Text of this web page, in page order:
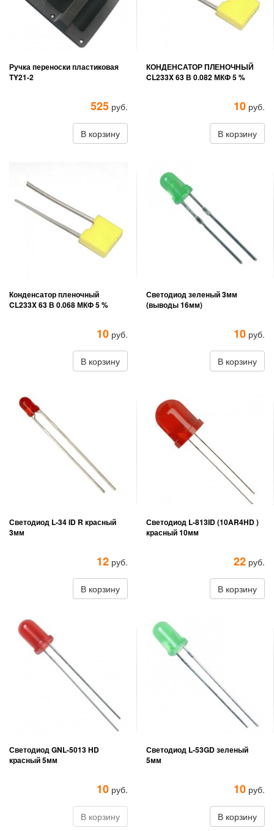
Ручка переноски пластиковая
TY21-2
525 руб.
В корзину
КОНДЕНСАТОР ПЛЕНОЧНЫЙ
CL233X 63 В 0.082 МКФ 5 %
10 руб.
В корзину
Конденсатор пленочный
CL233X 63 В 0.068 МКФ 5 %
10 руб.
В корзину
Светодиод зеленый 3мм
(выводы 16мм)
10 руб.
В корзину
Светодиод L-34 ID R красный
3мм
12 руб.
В корзину
Светодиод L-813ID (10AR4HD )
красный 10мм
22 руб.
В корзину
Светодиод GNL-5013 HD
красный 5мм
10 руб.
В корзину
Светодиод L-53GD зеленый
5мм
10 руб.
В корзину